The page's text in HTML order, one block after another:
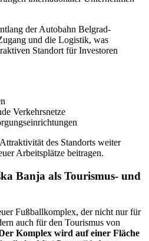
der Autobahn Belgrad-
und die Logistik, was
Standort für Investoren
Verkehrsnetze
des Standorts weiter
Arbeitsplätze beitragen.
Banja als Tourismus- und
Fußballkomplex, der nicht nur für
auch für den Tourismus von
Komplex wird auf einer Fläche